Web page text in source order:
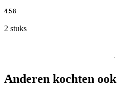
4.58
2 stuks
Anderen kochten ook